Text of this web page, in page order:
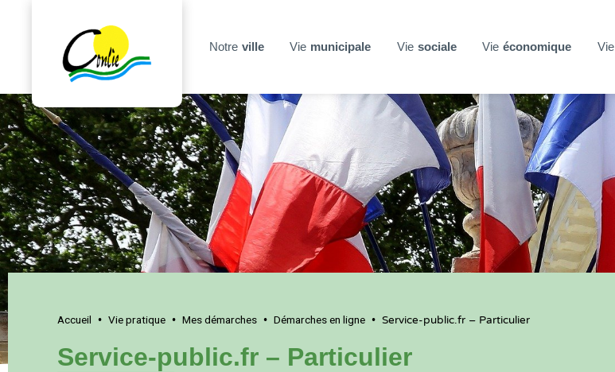
Notre ville Vie municipale Vie sociale Vie économique Vie
Accueil • Vie pratique • Mes démarches • Démarches en ligne • Service-public.fr – Particulier
Service-public.fr – Particulier